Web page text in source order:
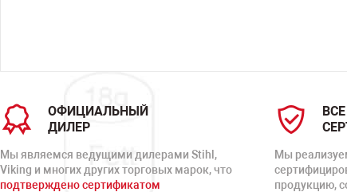
ОФИЦИАЛЬНЫЙ
ДИЛЕР
Мы являемся ведущими дилерами Stihl,
Viking и многих других торговых марок, что
подтверждено сертификатом
Мы
продукцию,